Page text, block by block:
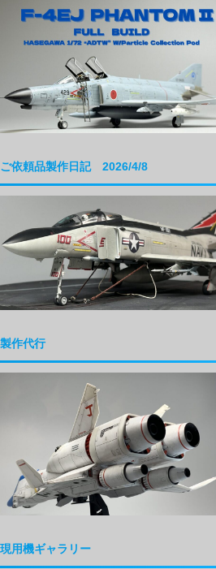
ご依頼品製作日記 2026/4/8
製作代行
現用機ギャラリー